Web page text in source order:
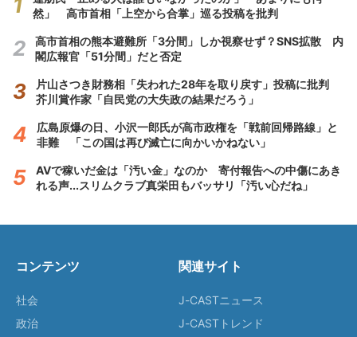
然」 高市首相「上空から合掌」巡る投稿を批判
高市首相の熊本避難所「3分間」しか視察せず？SNS拡散 内
閣広報官「51分間」だと否定
片山さつき財務相「失われた28年を取り戻す」投稿に批判
芥川賞作家「自民党の大失政の結果だろう」
広島原爆の日、小沢一郎氏が高市政権を「戦前回帰路線」と
非難 「この国は再び滅亡に向かいかねない」
AVで稼いだ金は「汚い金」なのか 寄付報告への中傷にあき
れる声...スリムクラブ真栄田もバッサリ「汚い心だね」
コンテンツ
社会
政治
関連サイト
J-CASTニュース
J-CASTトレンド